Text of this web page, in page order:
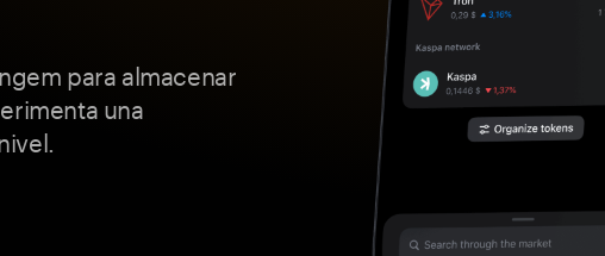
para almacenar
una